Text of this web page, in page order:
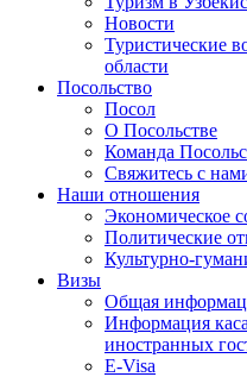
Новости
Туристические
области
Посольство
Посол
О Посольстве
Команда
Свяжитесь с
Наши отношения
Экономическое
Политические
Культурно-
Визы
Общая
Информация
иностранных
E-Visa